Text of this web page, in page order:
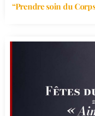
“Prendre soin du